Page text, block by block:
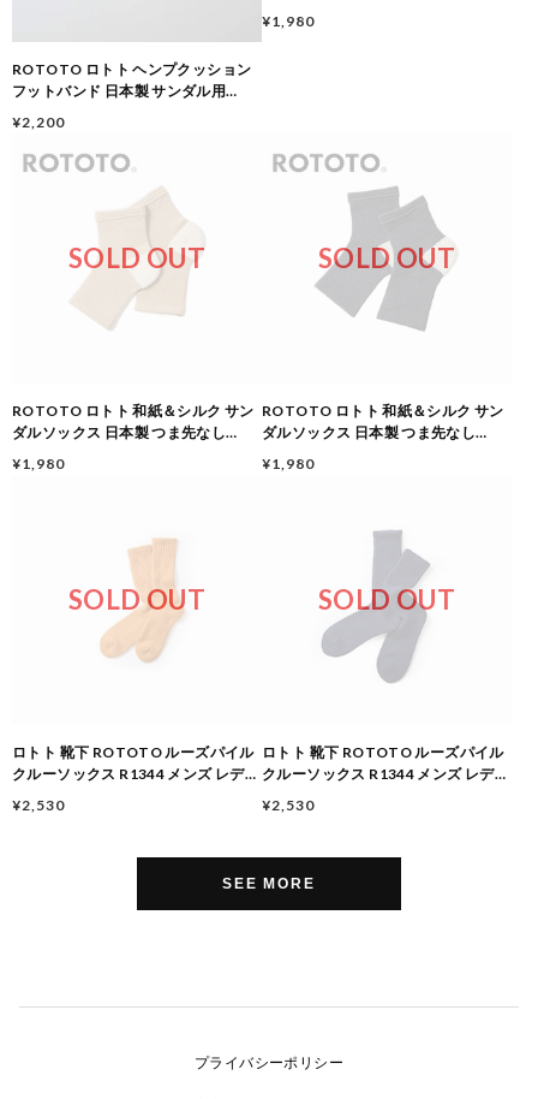
ROTOTO ロトト ヘンプクッション
フットバンド 日本製 サンダル用
裏クッション R1596 L.YELLOW
¥2,200
通気性 冷え対策 R1602 RAW
¥1,980
SOLD OUT
ROTOTO ロトト 和紙＆シルク サン
ダルソックス 日本製 つま先なし
通気性 冷え対策 R1602 GRAYGE
¥1,980
SOLD OUT
ROTOTO ロトト 和紙＆シルク サン
ダルソックス 日本製 つま先なし
通気性 冷え対策 R1602 CHARCOAL
¥1,980
SOLD OUT
ロトト 靴下 ROTOTO ルーズパイル
クルーソックス R1344 メンズ レディ
性 厚手 ソックス ギフト プレゼント
¥2,530
SOLD OUT
ロトト 靴下 ROTOTO ルーズパイル
クルーソックス R1344 メンズ レディ
性 厚手 ソックス ギフト プレゼント
¥2,530
SEE MORE
プライバシーポリシー